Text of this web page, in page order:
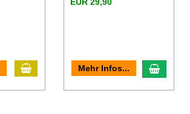
In den Warenkorb
EUR 29,90
Mehr Infos... In den